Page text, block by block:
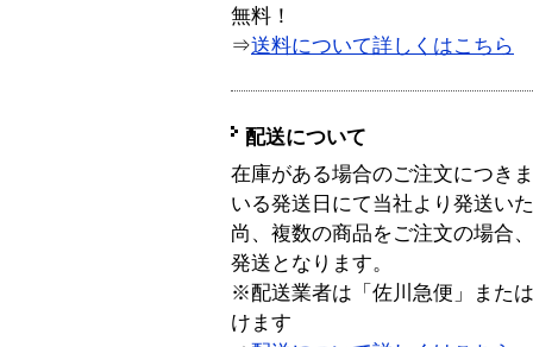
無料！
⇒送料について詳しくはこちら
配送について
在庫がある場合のご注文につき
いる発送日にて当社より発送い
尚、複数の商品をご注文の場合
発送となります。
※配送業者は「佐川急便」また
けます